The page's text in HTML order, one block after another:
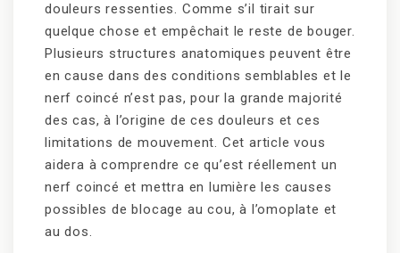
douleurs ressenties. Comme s’il tirait sur
quelque chose et empêchait le reste de bouger.
Plusieurs structures anatomiques peuvent être
en cause dans des conditions semblables et le
nerf coincé n’est pas, pour la grande majorité
des cas, à l’origine de ces douleurs et ces
limitations de mouvement. Cet article vous
aidera à comprendre ce qu’est réellement un
nerf coincé et mettra en lumière les causes
possibles de blocage au cou, à l’omoplate et
au dos.